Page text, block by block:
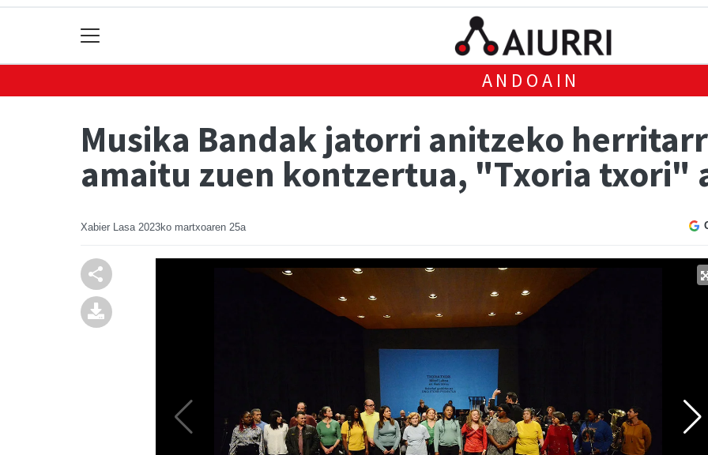
ANDOAIN
Musika Bandak jatorri anitzeko
amaitu zuen kontzertua, "Txoria txori"
Xabier Lasa 2023ko martxoaren 25a